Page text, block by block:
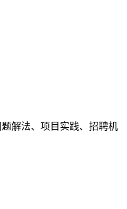
解法、项目实践、招聘机